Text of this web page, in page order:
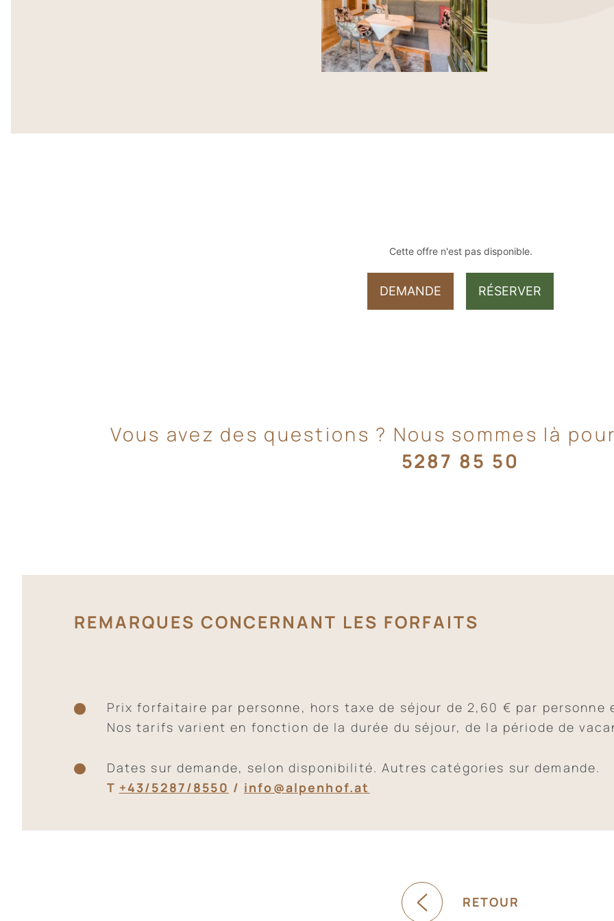
Cette offre n'est pas disponible.
DEMANDE RÉSERVER
Vous avez des questions ? Nous sommes là
5287 85 50
REMARQUES CONCERNANT LES FORFAITS
Prix forfaitaire par personne, hors taxe de séjour de 2,60 € par personne
Nos tarifs varient en fonction de la durée du séjour, de la période de
Dates sur demande, selon disponibilité. Autres catégories sur demande.
T +43/5287/8550 / info@alpenhof.at
RETOUR